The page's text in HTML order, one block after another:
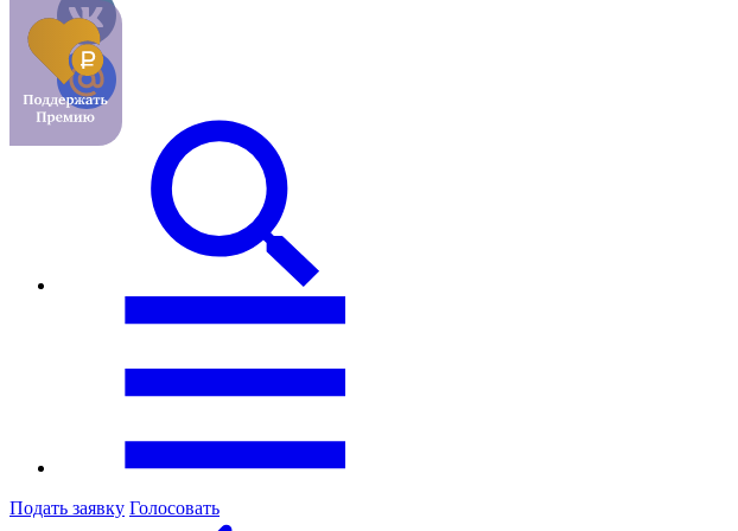
Подать заявку Голосовать